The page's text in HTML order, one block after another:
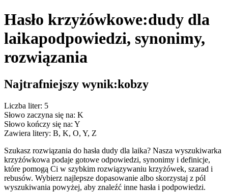
Hasło krzyżówkowe:dudy dla
laikapodpowiedzi, synonimy,
rozwiązania
Najtrafniejszy wynik:kobzy
Liczba liter: 5
Słowo zaczyna się na: K
Słowo kończy się na: Y
Zawiera litery: B, K, O, Y, Z
Szukasz rozwiązania do hasła dudy dla laika? Nasza wyszukiwarka
krzyżówkowa podaje gotowe odpowiedzi, synonimy i definicje,
które pomogą Ci w szybkim rozwiązywaniu krzyżówek, szarad i
rebusów. Wybierz najlepsze dopasowanie albo skorzystaj z pól
wyszukiwania powyżej, aby znaleźć inne hasła i podpowiedzi.